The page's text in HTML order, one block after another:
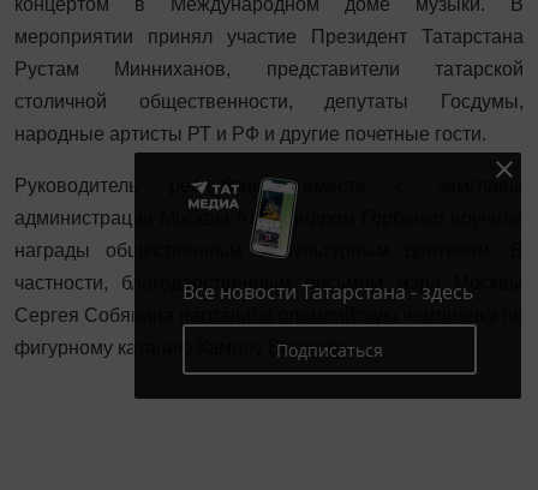
мероприятии принял участие Президент Татарстана
Рустам Минниханов, представители татарской
столичной общественности, депутаты Госдумы,
народные артисты РТ и РФ и другие почетные гости.
Руководитель республики вместе с замглавы
администрации Москвы Александром Горбенко вручили
награды общественным и культурным деятелям. В
частности, благодарственным письмом мэра Москвы
Сергея Собянина наградили олимпийскую чемпионку по
фигурному катанию Камилу Валиеву.
Все новости Татарстана - здесь
Подписаться